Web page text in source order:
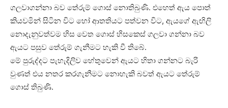
ගලවාගන්නා බව තේරුම් ගොස් නොතිබුණි. එහෙත් ඇය පොත්
කියවමින් සිටින විට හෝ ආතතියට පත්වන විට, ඇයගේ ඇඟිලි
නොදැනුවත්වම හිස වෙත ගොස් හිසකෙස් ගලවා ගන්නා බව
ඇයට පසුව තේරුම් ගැනීමට හැකි වී තිබේ.
මේ පුරුද්දට පැහැදිලිව හේතුවෙන් ඇයට හිතා ගන්නට බැරි
වුණත් එය නතර කරගැනීමට නොහැකි බවත් ඇයට තේරුම්
ගොස් තිබුණි.